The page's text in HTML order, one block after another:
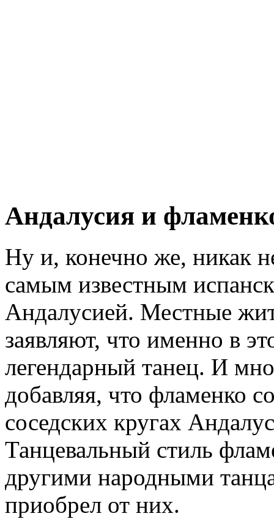
Андалусия и
Ну и, конечно же, никак
самым известным
Андалусией. Местные
заявляют, что именно в
легендарный танец. И
добавляя, что фламенко
соседских кругах
Танцевальный стиль
другими народными
приобрел от них.